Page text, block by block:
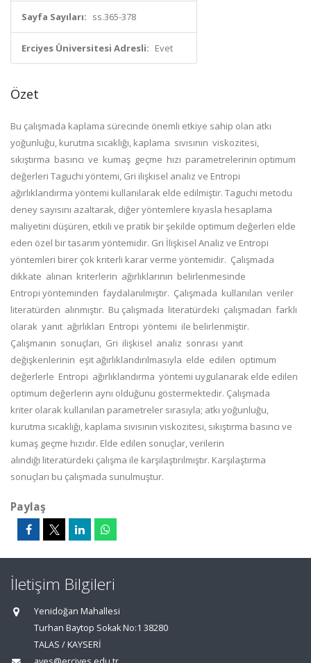
Sayfa Sayıları: ss.365-378
Erciyes Üniversitesi Adresli: Evet
Özet
Bu çalışmada kaplama sürecinde önemli etkiye sahip olan atkı
yoğunluğu, kurutma sıcaklığı, kaplama sıvısının viskozitesi,
sıkıştırma basıncı ve kumaş geçme hızı parametrelerinin optimum
değerleri Taguchi yöntemi, Gri ilişkisel analiz ve Entropi
ağırlıklandırma yöntemi kullanılarak elde edilmiştir. Taguchi metodu
deney sayısını azaltarak, diğer yöntemlere kıyasla hesaplama
maliyetini düşüren, etkili ve pratik bir şekilde optimum değerleri elde
eden özel birtasarım yöntemidir. Gri İlişkisel Analiz ve Entropi
yöntemleri birer çok kriterli karar verme yöntemidir. Çalışmada
dikkate alınan kriterlerin ağırlıklarının belirlenmesinde
Entropi yönteminden faydalanılmıştır. Çalışmada kullanılan veriler
literatürden alınmıştır. Bu çalışmada literatürdeki çalışmadan farklı
olarak yanıt ağırlıkları Entropi yöntemi ile belirlenmiştir.
Çalışmanın sonuçları, Gri ilişkisel analiz sonrası yanıt
değişkenlerinin eşit ağırlıklandırılmasıyla elde edilen optimum
değerlerle Entropi ağırlıklandırma yöntemi uygulanarak elde edilen
optimum değerlerin aynı olduğunu göstermektedir. Çalışmada
kriter olarak kullanılan parametreler sırasıyla; atkı yoğunluğu,
kurutma sıcaklığı, kaplama sıvısının viskozitesi, sıkıştırma basıncı ve
kumaş geçme hızıdır. Elde edilen sonuçlar, verilerin
alındığı literatürdeki çalışma ile karşılaştırılmıştır. Karşılaştırma
sonuçları bu çalışmada sunulmuştur.
Paylaş
İletişim Bilgileri
Yenidoğan Mahallesi
Turhan Baytop Sokak No:1 38280
TALAS / KAYSERİ